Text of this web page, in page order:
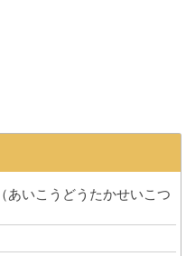
（あいこうどうたかせいこつ